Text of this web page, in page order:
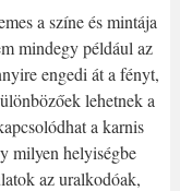
a színe és mintája
mindegy például az
engedi át a fényt,
lehetnek a
a karnis
milyen helyiségbe
az uralkodóak,